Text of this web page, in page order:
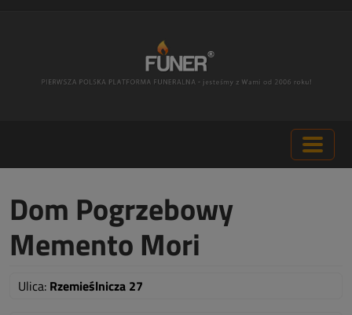
Dom Pogrzebowy
Memento Mori
Ulica: Rzemieślnicza 27